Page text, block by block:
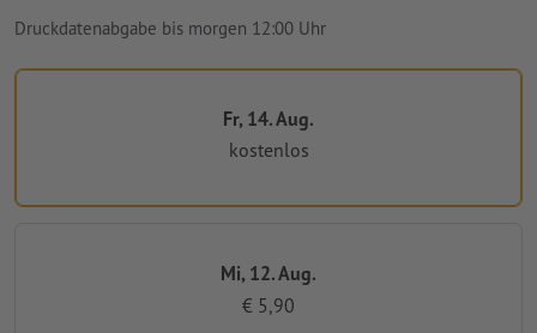
Druckdatenabgabe bis morgen 12:00 Uhr
Fr, 14. Aug.
kostenlos
Mi, 12. Aug.
€ 5,90